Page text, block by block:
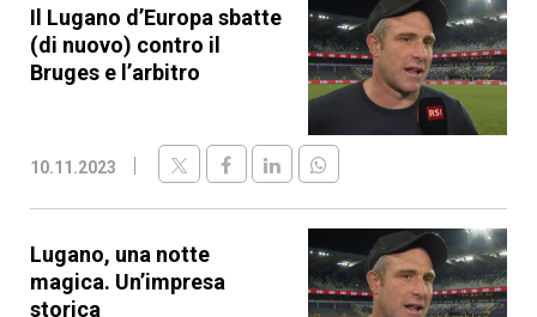
Il Lugano d’Europa sbatte
(di nuovo) contro il
Bruges e l’arbitro
10.11.2023
Lugano, una notte
magica. Un’impresa
storica